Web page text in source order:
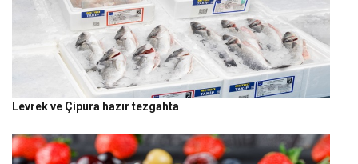
Levrek ve Çipura hazır tezgahta